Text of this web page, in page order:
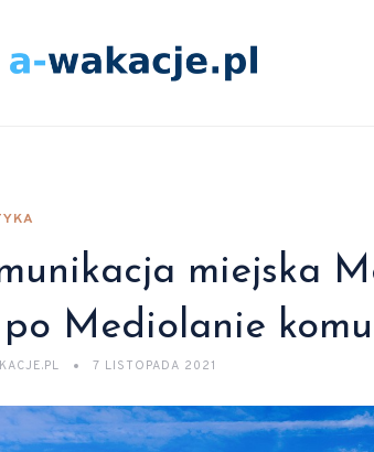
miejska
Mediolanie
7 LISTOPADA 2021